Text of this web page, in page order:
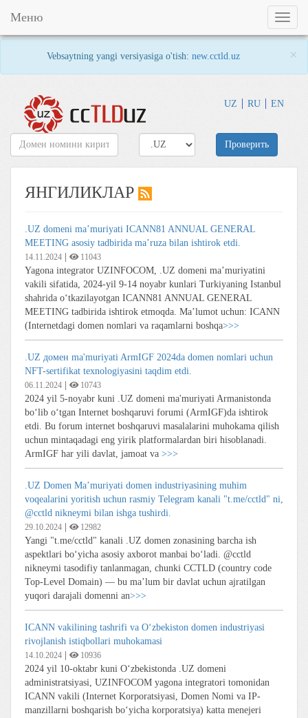
Vebsaytning yangi versiyasiga o'tish: new.cctld.uz ×
UZ RU EN
Toggle
Меню
Проверить
ЯНГИЛИКЛАР
.UZ domeni ma’muriyati ICANN81 ANNUAL GENERAL
MEETING asosiy tadbirida ma’ruza bilan ishtirok etdi.
14.11.2024 11043
Yagona integrator UZINFOCOM, .UZ domeni ma’muriyatini
vakili sifatida, 2024-yil 9-14 noyabr kunlari Turkiyaning Istanbul
shahrida o‘tkazilayotgan ICANN81 ANNUAL GENERAL
MEETING tadbirida ishtirok etmoqda. Ma’lumot uchun: ICANN
(Internetdagi domen nomlari va raqamlarni boshqa>>>
.UZ домен ma'muriyati ArmIGF 2024da domen nomlari uchun
NFT-sertifikat texnologiyasini taqdim etdi.
06.11.2024 10743
2024 yil 5-noyabr kuni .UZ domeni ma'muriyati Armanistonda
bo‘lib o‘tgan Internet boshqaruvi forumi (ArmIGF)da ishtirok
etdi. Bu forum internet boshqaruvi masalalarini muhokama qilish
uchun mintaqadagi eng yirik platformalardan biri hisoblanadi.
ArmIGF har yili davlat, jamoat va >>>
.UZ Domen Ma’muriyati domen industriyasining muhim
voqealarini yoritish uchun rasmiy Telegram kanali "t.me/cctld" ni,
@cctld nikneymi bilan ishga tushirdi.
29.10.2024 12982
Yangi "t.me/cctld" kanali .UZ domen zonasining barcha ish
aspektlari bo‘yicha asosiy axborot manbai bo‘ladi. @cctld
nikneymi tasodifiy tanlanmagan, chunki CCTLD (country code
Top-Level Domain) — bu ma’lum bir davlat uchun ajratilgan
yuqori darajali domenni an>>>
ICANN vakilining tashrifi va O‘zbekiston domen industriyasi
rivojlanish istiqbollari muhokamasi
14.10.2024 10936
2024 yil 10-oktabr kuni O‘zbekistonda .UZ domeni
administratsiyasi, UZINFOCOM yagona integratori tomonidan
ICANN vakili (Internet Korporatsiyasi, Domen Nomi va IP-
manzillarni boshqarish bo‘yicha korporatsiya) katta menejeri